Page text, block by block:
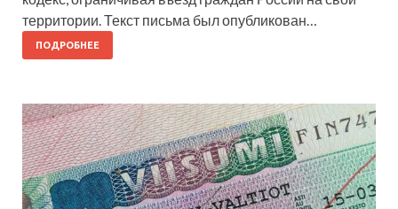
территории. Текст письма был опубликован…
ПОДРОБНЕЕ